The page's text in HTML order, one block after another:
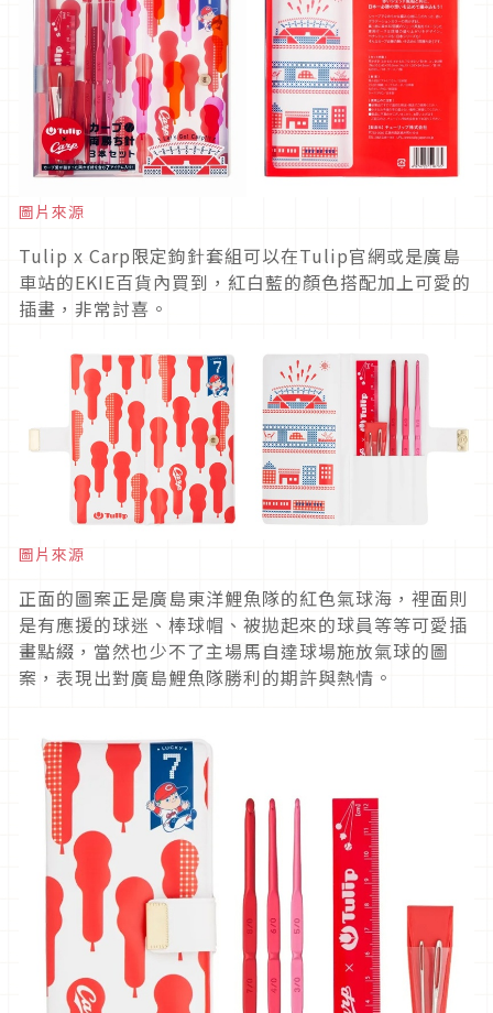
圖片來源
Tulip x Carp限定鉤針套組可以在Tulip官網或是廣島
車站的EKIE百貨內買到，紅白藍的顏色搭配加上可愛的
插畫，非常討喜。
圖片來源
正面的圖案正是廣島東洋鯉魚隊的紅色氣球海，裡面則
是有應援的球迷、棒球帽、被拋起來的球員等等可愛插
畫點綴，當然也少不了主場馬自達球場施放氣球的圖
案，表現出對廣島鯉魚隊勝利的期許與熱情。